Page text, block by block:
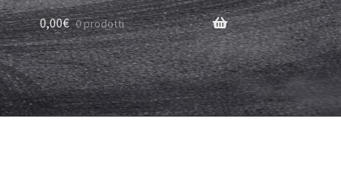
0,00€ 0 prodotti